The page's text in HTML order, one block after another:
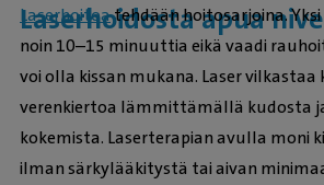
Laserhoidosta apua
Laserhoitoatehdään hoitosarjoina.
noin 10–15 minuuttia eikä vaadi
voi olla kissan mukana. Laser
verenkiertoa lämmittämällä kudosta
kokemista. Laserterapian avulla moni
ilman särkylääkitystä tai aivan